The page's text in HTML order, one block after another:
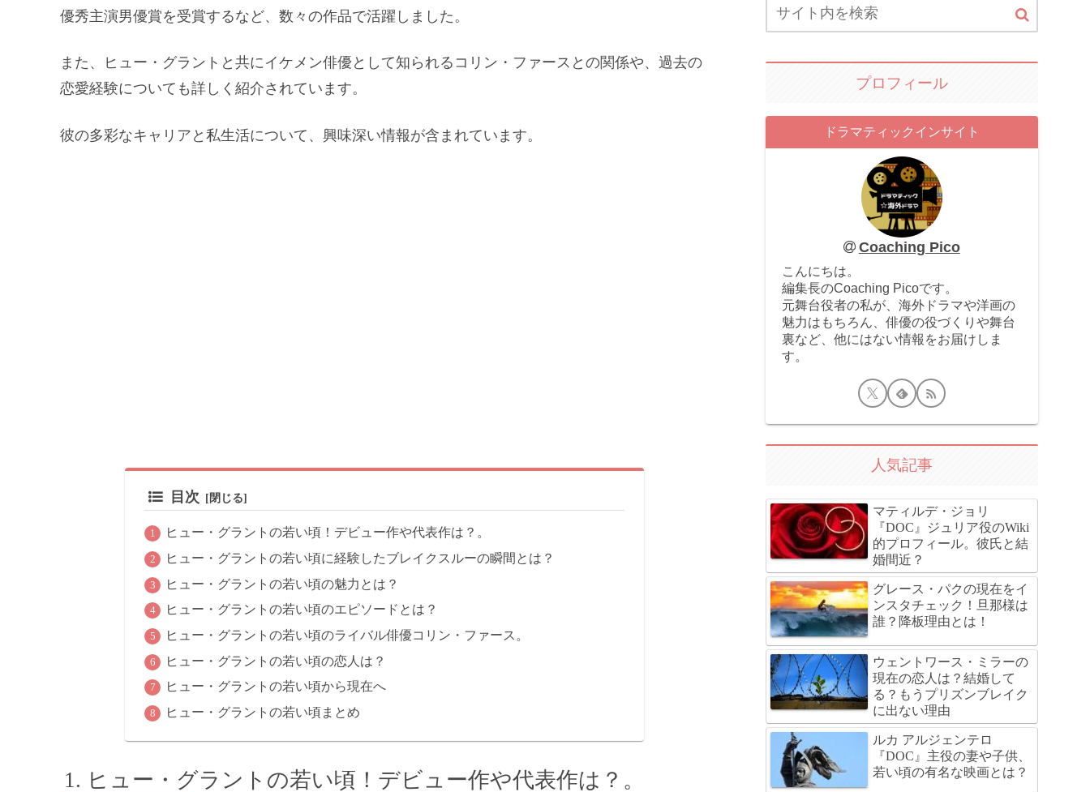
優秀主演男優賞を受賞するなど、数々の作品で活躍しました。
また、ヒュー・グラントと共にイケメン俳優として知られるコリン・ファースとの関係や、過去の
恋愛経験についても詳しく紹介されています。
彼の多彩なキャリアと私生活について、興味深い情報が含まれています。
目次
ヒュー・グラントの若い頃！デビュー作や代表作は？。
ヒュー・グラントの若い頃に経験したブレイクスルーの瞬間とは？
ヒュー・グラントの若い頃の魅力とは？
ヒュー・グラントの若い頃のエピソードとは？
ヒュー・グラントの若い頃のライバル俳優コリン・ファース。
ヒュー・グラントの若い頃の恋人は？
ヒュー・グラントの若い頃から現在へ
ヒュー・グラントの若い頃まとめ
ヒュー・グラントの若い頃！デビュー作や代表作は？。
プロフィール
ドラマティックインサイト
Coaching Pico
こんにちは。
編集長のCoaching Picoです。
元舞台役者の私が、海外ドラマや洋画の
魅力はもちろん、俳優の役づくりや舞台
裏など、他にはない情報をお届けしま
す。
人気記事
マティルデ・ジョリ
『DOC』ジュリア役のWiki
的プロフィール。彼氏と結
婚間近？
グレース・パクの現在をイ
ンスタチェック！旦那様は
誰？降板理由とは！
ウェントワース・ミラーの
現在の恋人は？結婚して
る？もうプリズンブレイク
に出ない理由
ルカ アルジェンテロ
『DOC』主役の妻や子供、
若い頃の有名な映画とは？